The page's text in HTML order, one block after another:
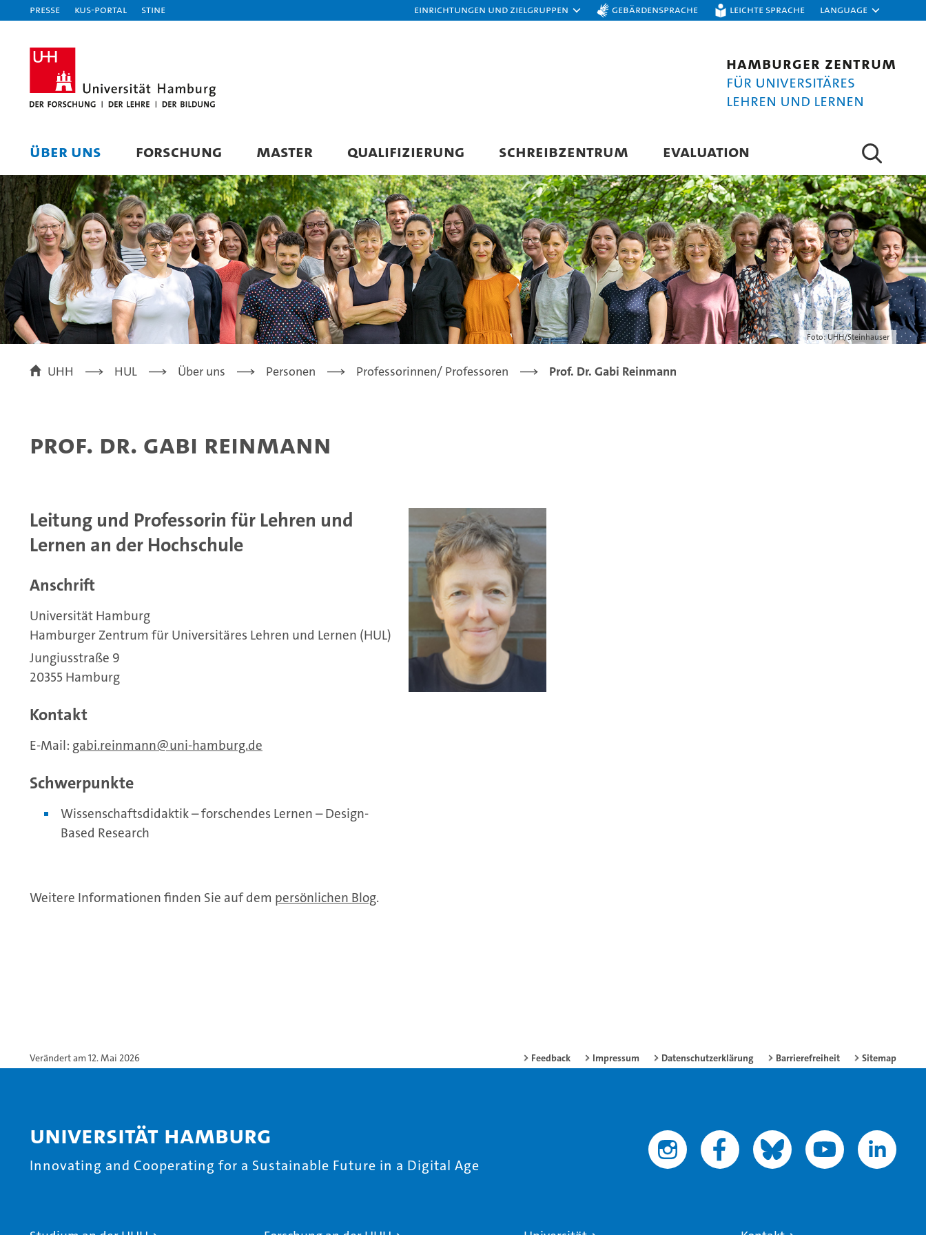
Presse KUS-Portal STiNE Einrichtungen und Zielgruppen Gebärdensprache Leichte Sprache Language
Hamburger Zentrum
für Universitäres
Lehren und Lernen
ÜBER UNS FORSCHUNG MASTER QUALIFIZIERUNG SCHREIBZENTRUM EVALUATION
Foto: UHH/Steinhauser
UHH HUL Über uns Personen Professorinnen/ Professoren Prof. Dr. Gabi Reinmann
Prof. Dr. Gabi Reinmann
Leitung und Professorin für Lehren und
Lernen an der Hochschule
Anschrift
Universität Hamburg
Hamburger Zentrum für Universitäres Lehren und Lernen (HUL)
Jungiusstraße 9
20355 Hamburg
Kontakt
E-Mail: gabi.reinmann uni-hamburg.de
Schwerpunkte
Wissenschaftsdidaktik – forschendes Lernen – Design-
Based Research
Weitere Informationen finden Sie auf dem persönlichen Blog.
Verändert am 12. Mai 2026 Feedback Impressum Datenschutzerklärung Barrierefreiheit Sitemap
Universität Hamburg
Innovating and Cooperating for a Sustainable Future in a Digital Age